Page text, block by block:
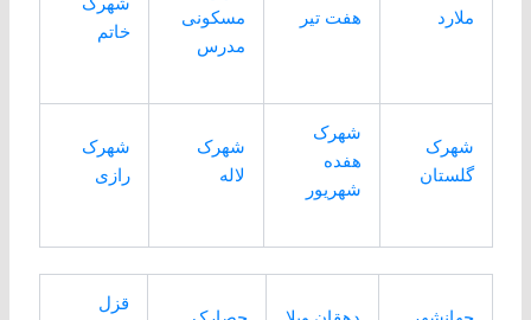
ملارد هفت تیر
مسکونی
مدرس
خاتم
شهرک
گلستان
شهرک
هفده
شهریور
شهرک
لاله
شهرک
رازی
قزل